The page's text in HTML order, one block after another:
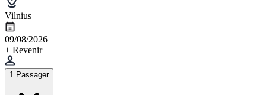
Vilnius
09/08/2026
+ Revenir
1 Passager